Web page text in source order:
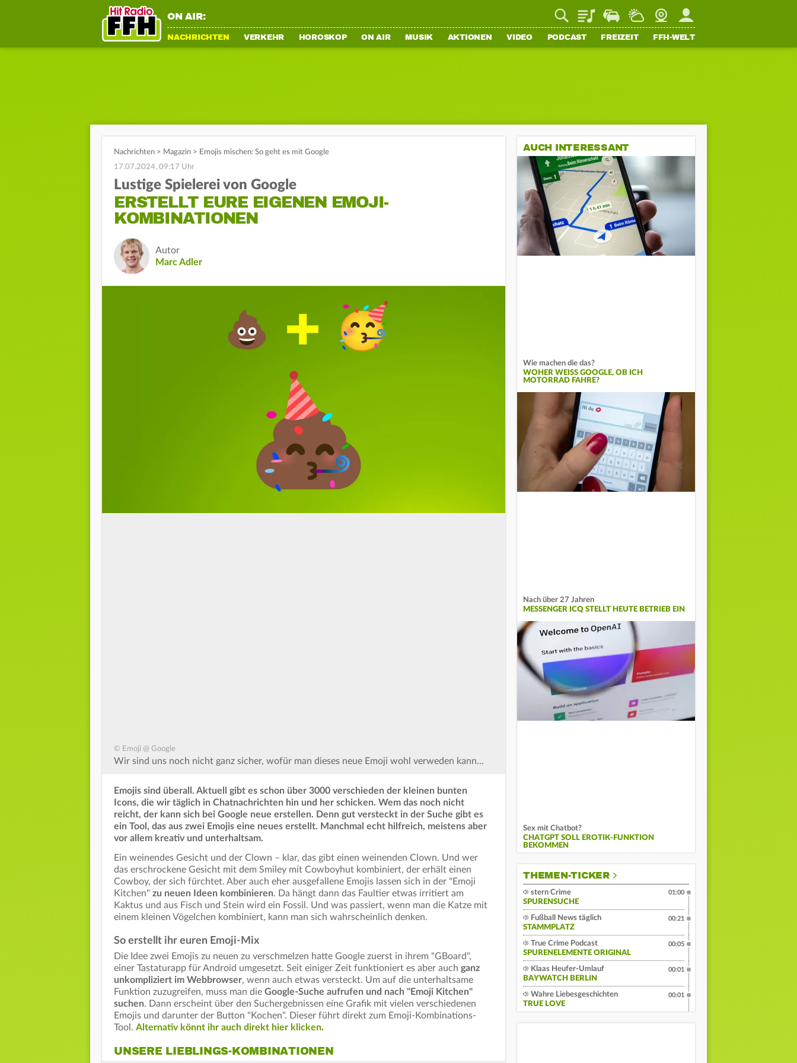
ON AIR: PlaylistStaupilotWetterWebcamMein FFH
NACHRICHTEN VERKEHR HOROSKOP ON AIR MUSIK AKTIONEN VIDEO PODCAST FREIZEIT FFH-WELT
Nachrichten > Magazin > Emojis mischen: So geht es mit Google
17.07.2024, 09:17 Uhr
Lustige Spielerei von Google
ERSTELLT EURE EIGENEN EMOJI-
KOMBINATIONEN
Autor
Marc Adler
© Emoji @ Google
Wir sind uns noch nicht ganz sicher, wofür man dieses neue Emoji wohl verweden kann...
Emojis sind überall. Aktuell gibt es schon über 3000 verschieden der kleinen bunten
Icons, die wir täglich in Chatnachrichten hin und her schicken. Wem das noch nicht
reicht, der kann sich bei Google neue erstellen. Denn gut versteckt in der Suche gibt es
ein Tool, das aus zwei Emojis eine neues erstellt. Manchmal echt hilfreich, meistens aber
vor allem kreativ und unterhaltsam.
Ein weinendes Gesicht und der Clown – klar, das gibt einen weinenden Clown. Und wer
das erschrockene Gesicht mit dem Smiley mit Cowboyhut kombiniert, der erhält einen
Cowboy, der sich fürchtet. Aber auch eher ausgefallene Emojis lassen sich in der "Emoji
Kitchen" zu neuen Ideen kombinieren. Da hängt dann das Faultier etwas irritiert am
Kaktus und aus Fisch und Stein wird ein Fossil. Und was passiert, wenn man die Katze mit
einem kleinen Vögelchen kombiniert, kann man sich wahrscheinlich denken.
So erstellt ihr euren Emoji-Mix
Die Idee zwei Emojis zu neuen zu verschmelzen hatte Google zuerst in ihrem "GBoard",
einer Tastaturapp für Android umgesetzt. Seit einiger Zeit funktioniert es aber auch ganz
unkompliziert im Webbrowser, wenn auch etwas versteckt. Um auf die unterhaltsame
Funktion zuzugreifen, muss man die Google-Suche aufrufen und nach "Emoji Kitchen"
suchen. Dann erscheint über den Suchergebnissen eine Grafik mit vielen verschiedenen
Emojis und darunter der Button "Kochen". Dieser führt direkt zum Emoji-Kombinations-
Tool. Alternativ könnt ihr auch direkt hier klicken.
UNSERE LIEBLINGS-KOMBINATIONEN
AUCH INTERESSANT
Wie machen die das?
WOHER WEISS GOOGLE, OB ICH M
OTORRAD FAHRE?
Nach über 27 Jahren
MESSENGER ICQ STELLT HEUTE BETRIEB EIN
Sex mit Chatbot?
CHATGPT SOLL EROTIK-FUNKTION
BEKOMMEN
THEMEN-TICKER
stern Crime
SPURENSUCHE
01:00
Fußball News täglich
STAMMPLATZ
00:21
True Crime Podcast
SPURENELEMENTE ORIGINAL
00:05
Klaas Heufer-Umlauf
BAYWATCH BERLIN
00:01
Wahre Liebesgeschichten
TRUE LOVE
00:01